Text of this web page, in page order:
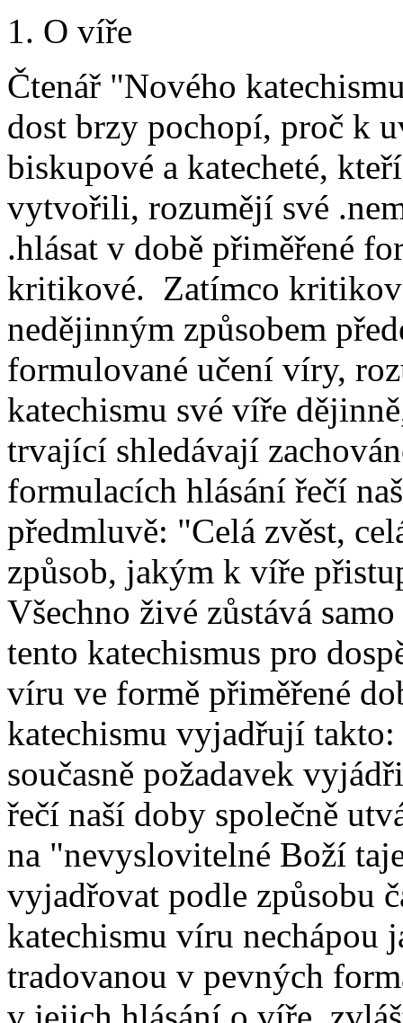
1. O víře
Čtenář "Nového
dost brzy pochopí, proč k
biskupové a katecheté,
vytvořili, rozumějí své
.hlásat v době přiměřené
kritikové. Zatímco
nedějinným způsobem
formulované učení víry,
katechismu své víře
trvající shledávají
formulacích hlásání řečí
předmluvě: "Celá zvěst,
způsob, jakým k víře
Všechno živé zůstává
tento katechismus pro
víru ve formě přiměřené
katechismu vyjadřují takto:
současně požadavek
řečí naší doby společně
na "nevyslovitelné Boží
vyjadřovat podle způsobu
katechismu víru nechápou
tradovanou v pevných